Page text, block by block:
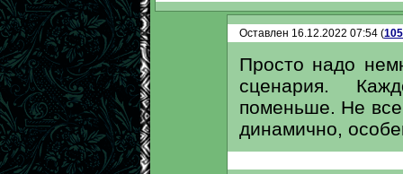
Оставлен 16.12.2022 07:54 (
Просто надо
сценария.
поменьше. Не
динамично,